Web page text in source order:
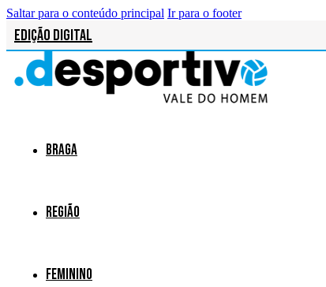
Saltar para o conteúdo principal Ir para o footer
Edição Digital
Braga
Região
Feminino